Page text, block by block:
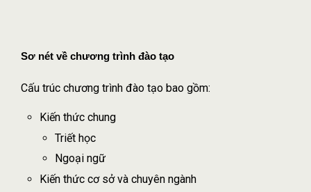
Sơ nét về chương trình đào tạo
Cấu trúc chương trình đào tạo bao gồm:
Kiến thức chung
Triết học
Ngoại ngữ
Kiến thức cơ sở và chuyên ngành